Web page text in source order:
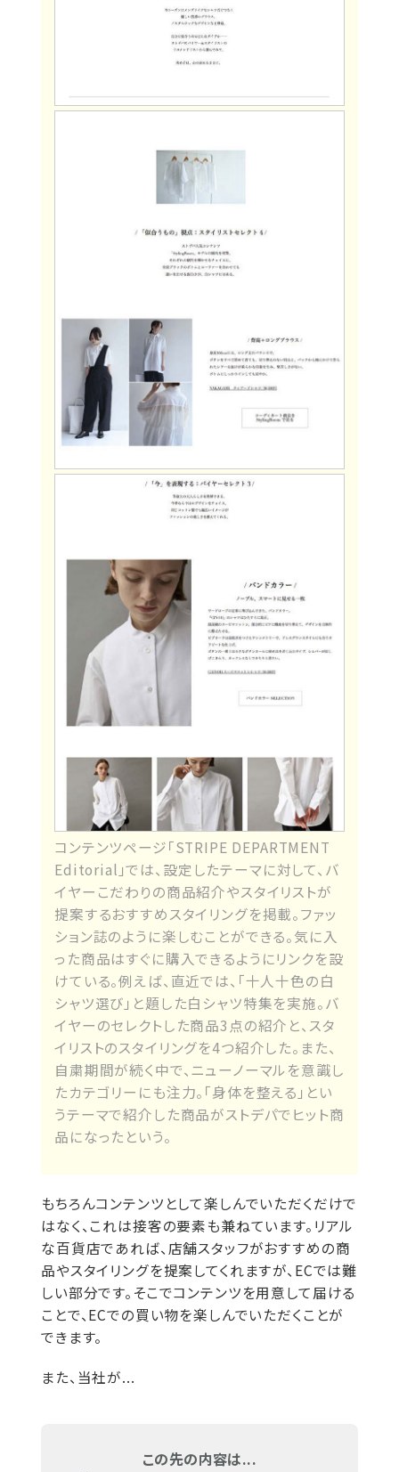
コンテンツページ「STRIPE DEPARTMENT
Editorial」では、設定したテーマに対して、バ
イヤーこだわりの商品紹介やスタイリストが
提案するおすすめスタイリングを掲載。ファッ
ション誌のように楽しむことができる。気に入
った商品はすぐに購入できるようにリンクを設
けている。例えば、直近では、「十人十色の白
シャツ選び」と題した白シャツ特集を実施。バ
イヤーのセレクトした商品3点の紹介と、スタ
イリストのスタイリングを4つ紹介した。また、
自粛期間が続く中で、ニューノーマルを意識し
たカテゴリーにも注力。「身体を整える」とい
うテーマで紹介した商品がストデパでヒット商
品になったという。
もちろんコンテンツとして楽しんでいただくだけで
はなく、これは接客の要素も兼ねています。リアル
な百貨店であれば、店舗スタッフがおすすめの商
品やスタイリングを提案してくれますが、ECでは難
しい部分です。そこでコンテンツを用意して届ける
ことで、ECでの買い物を楽しんでいただくことが
できます。
また、当社が...
この先の内容は...